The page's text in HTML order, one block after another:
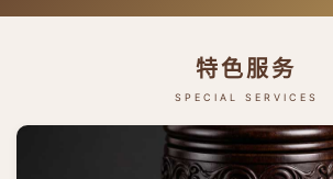
特色服务
SPECIAL SERVICES